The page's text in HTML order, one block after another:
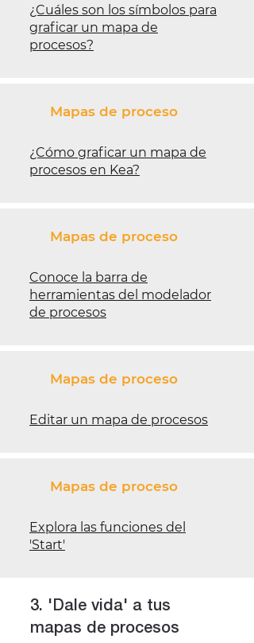
¿Cuáles son los símbolos para
graficar un mapa de
procesos?
Mapas de proceso
¿Cómo graficar un mapa de
procesos en Kea?
Mapas de proceso
Conoce la barra de
herramientas del modelador
de procesos
Mapas de proceso
Editar un mapa de procesos
Mapas de proceso
Explora las funciones del
'Start'
3. 'Dale vida' a tus
mapas de procesos